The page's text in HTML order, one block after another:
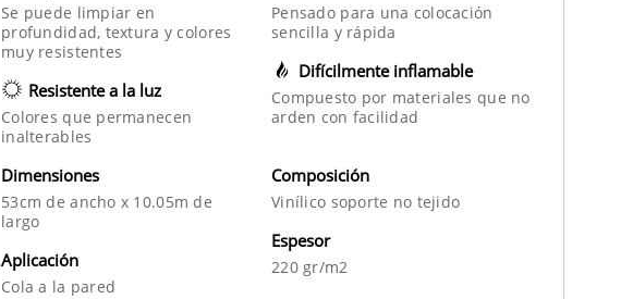
Se puede limpiar en
profundidad, textura y colores
muy resistentes
Resistente a la luz
Colores que permanecen
inalterables
Pensado para una colocación
sencilla y rápida
Difícilmente inflamable
Compuesto por materiales que no
arden con facilidad
Dimensiones
53cm de ancho x 10.05m de
largo
Aplicación
Cola a la pared
Composición
Vinílico soporte no tejido
Espesor
220 gr/m2